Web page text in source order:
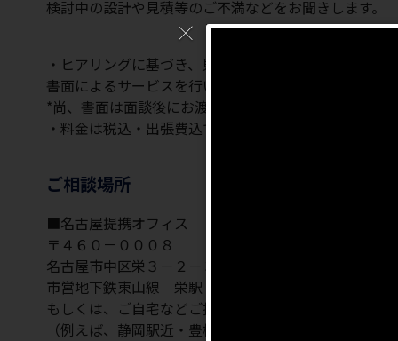
検討中の設計や見積等のご不満などをお聞きします。
・ヒアリングに基づき、見積検討、コストプランニン
書面によるサービスを行います。
*尚、書面は面談後にお渡しいたします。
・料金は税込・出張費込で２７，０００円になります。
ご相談場所
■名古屋提携オフィス
〒４６０－０００８
名古屋市中区栄３－２－３ 名古屋日興證券ビル ４階
市営地下鉄東山線 栄駅 丸栄出口徒歩１分
もしくは、ご自宅などご指定の場所
（例えば、静岡駅近・豊橋駅近のアソシアホテル、